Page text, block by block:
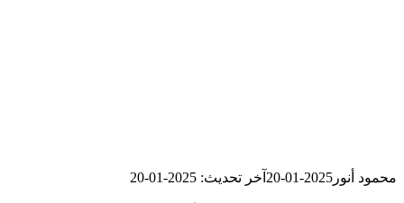
محمود أنور 2025-01-20 آخر تحديث: 2025-01-20